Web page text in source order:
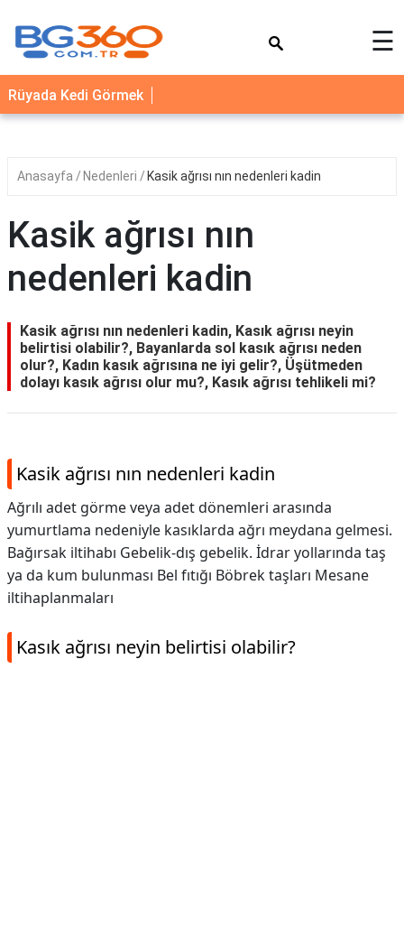
YEMEK
TARİFLERİ
SAĞLIK
İLETİŞİM
☰
Rüyada Kedi Görmek
Anasayfa Nedenleri Kasik ağrısı nın nedenleri kadin
Kasik ağrısı nın
nedenleri kadin
Kasik ağrısı nın nedenleri kadin, Kasık ağrısı neyin
belirtisi olabilir?, Bayanlarda sol kasık ağrısı neden
olur?, Kadın kasık ağrısına ne iyi gelir?, Üşütmeden
dolayı kasık ağrısı olur mu?, Kasık ağrısı tehlikeli mi?
Kasik ağrısı nın nedenleri kadin
Ağrılı adet görme veya adet dönemleri arasında
yumurtlama nedeniyle kasıklarda ağrı meydana gelmesi.
Bağırsak iltihabı Gebelik-dış gebelik. İdrar yollarında taş
ya da kum bulunması Bel fıtığı Böbrek taşları Mesane
iltihaplanmaları
Kasık ağrısı neyin belirtisi olabilir?